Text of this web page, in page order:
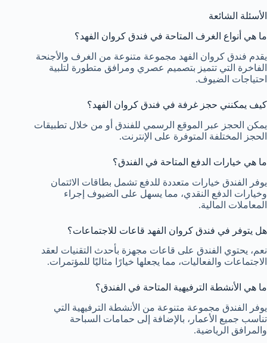
الأسئلة الشائعة
ما هي أنواع الغرف المتاحة في فندق كروان الفهد؟
يقدم فندق كروان الفهد مجموعة متنوعة من الغرف والأجنحة
الفاخرة التي تتميز بتصميم عصري ومرافق متطورة لتلبية
احتياجات الضيوف.
كيف يمكنني حجز غرفة في فندق كروان الفهد؟
يمكن الحجز عبر الموقع الرسمي للفندق أو من خلال تطبيقات
الحجز المختلفة المتوفرة على الإنترنت.
ما هي خيارات الدفع المتاحة في الفندق؟
يوفر الفندق خيارات متعددة للدفع تشمل بطاقات الائتمان
وخيارات الدفع النقدي، مما يسهل على الضيوف إجراء
المعاملات المالية.
هل يتوفر في فندق كروان الفهد قاعات للاجتماعات؟
نعم، يحتوي الفندق على قاعات مجهزة بأحدث التقنيات لعقد
الاجتماعات والفعاليات، مما يجعلها خيارًا مثاليًا للمؤتمرات.
ما هي الأنشطة الترفيهية المتاحة في الفندق؟
يوفر الفندق مجموعة متنوعة من الأنشطة الترفيهية التي
تناسب جميع الأعمار، بالإضافة إلى حمامات السباحة
والمرافق الرياضية.